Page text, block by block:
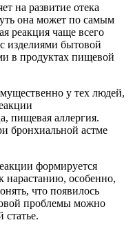
на развитие отека
она может по самым
реакция чаще всего
изделиями бытовой
в продуктах пищевой
у тех людей,
пищевая аллергия.
бронхиальной астме
формируется
нарастанию, особенно,
что появилось
проблемы можно
статье.